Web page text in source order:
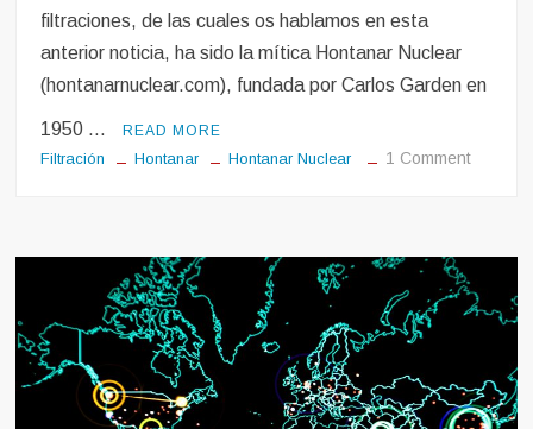
filtraciones, de las cuales os hablamos en esta
anterior noticia, ha sido la mítica Hontanar Nuclear
(hontanarnuclear.com), fundada por Carlos Garden en
1950 … READ MORE
Filtración Hontanar Hontanar Nuclear 1 Commenton
imagen
de
Nuclear